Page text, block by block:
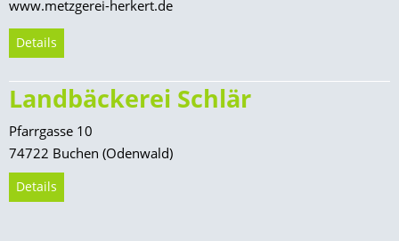
Schützenmarkt
Weihnachtsmarkt
www.metzgerei-herkert.de
Details
Landbäckerei Schlär
Pfarrgasse 10
74722 Buchen (Odenwald)
Details